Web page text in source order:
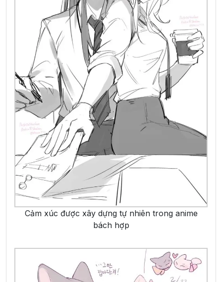
Cảm xúc được xây dựng tự nhiên trong anime
bách hợp